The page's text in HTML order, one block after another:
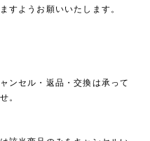
すようお願いいたします。
ンセル・返品・交換は承って
。